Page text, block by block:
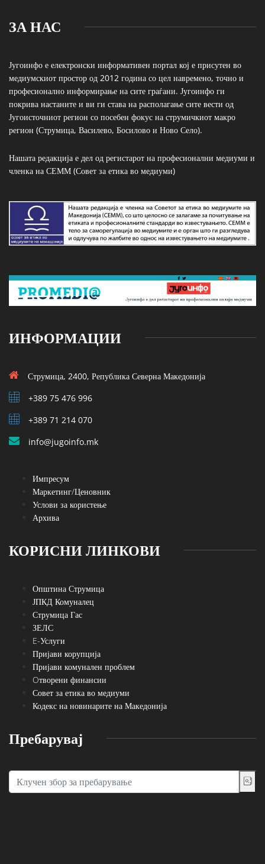
ЗА НАС
Југоинфо е електронски информативен портал кој е присутен во
медиумскиот простор од 2012 година со цел навремено, точно и
професионално информирање на сите граѓани. Југоинфо ги
покрива настаните и ви ги става на располагање сите вести од
Југоисточниот регион со посебен фокус на струмичкиот макро
регион (Струмица, Василево, Босилово и Ново Село).
Нашата редакција е дел од регистарот на професионални медиуми и
членка на СЕММ (Совет за етика во медиуми)
ИНФОРМАЦИИ
Струмица, 2400, Република Северна Македонија
+389 75 476 996
+389 71 214 070
info@jugoinfo.mk
Импресум
Маркетинг/Ценовник
Услови за користење
Архива
КОРИСНИ ЛИНКОВИ
Општина Струмица
ЈПКД Комуналец
Струмица Гас
ЗЕЛС
E-Услуги
Пријави корупција
Пријави комунален проблем
Oтворени финансии
Совет за етика во медиуми
Кодекс на новинарите на Македонија
Пребарувај